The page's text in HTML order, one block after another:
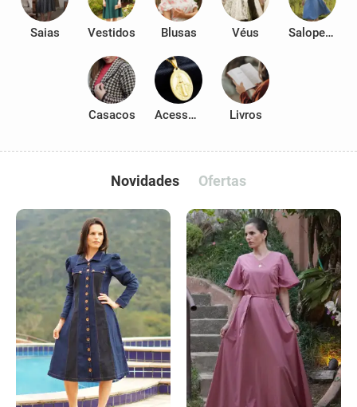
Saias Vestidos Blusas Véus Salopetes
Casacos Acessórios Livros
Novidades Ofertas